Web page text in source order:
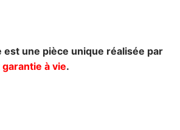
est une pièce unique réalisée par
garantie à vie.